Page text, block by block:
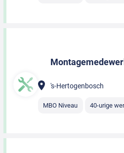
's-Hertogenbosch
MBO Niveau 40-urige